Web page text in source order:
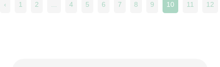
‹ 1 2 4 5 6 7 8 9 10 11 12